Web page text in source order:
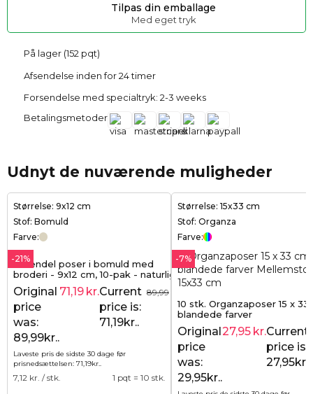
Tilpas din emballage
Med eget tryk
På lager (152 pqt)
Afsendelse inden for 24 timer
Forsendelse med specialtryk: 2-3 weeks
Betalingsmetoder
Udnyt de nuværende muligheder
Størrelse: 9x12 cm
Stof: Bomuld
Farve:
-21%
Lavendel poser i bomuld med
broderi - 9x12 cm, 10-pak - naturlig
duft og nordisk elegance
89,99
Original
price
was:
89,99kr..
71,19 kr.Current
price is:
71,19kr..
Laveste pris de sidste 30 dage før
prisnedsættelsen: 71,19kr..
7,12 kr. / stk. 1 pqt = 10 stk.
Størrelse: 15x33 cm
Stof: Organza
Farve:
-7%
10 stk. Organzaposer 15 x 33
blandede farver
Original
price
was:
29,95kr..
27,95 kr.Current
price is:
27,95kr..